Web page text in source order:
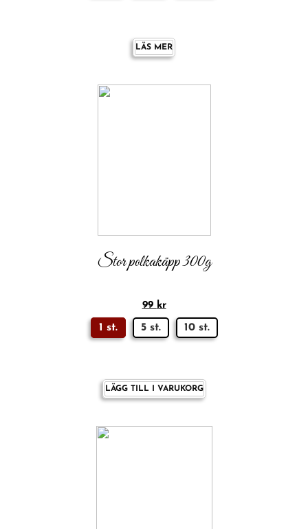
LÄS MER
Stor polkakäpp 300g
99 kr
1 st. 5 st. 10 st.
LÄGG TILL I VARUKORG